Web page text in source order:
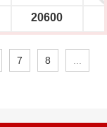
20600
7 8